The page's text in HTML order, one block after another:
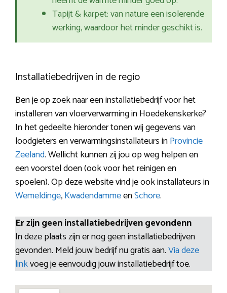
Tapijt & karpet: van nature een isolerende
werking, waardoor het minder geschikt is.
Installatiebedrijven in de regio
Ben je op zoek naar een installatiebedrijf voor het
installeren van vloerverwarming in Hoedekenskerke?
In het gedeelte hieronder tonen wij gegevens van
loodgieters en verwarmingsinstallateurs inProvincie
Zeeland. Wellicht kunnen zij jou op weg helpen en
een voorstel doen (ook voor het reinigen en
spoelen). Op deze website vind je ook installateurs in
Wemeldinge,KwadendammeenSchore.
Er zijn geen installatiebedrijven gevondenn
In deze plaats zijn er nog geen installatiebedrijven
gevonden. Meld jouw bedrijf nu gratis aan.Via deze
linkvoeg je eenvoudig jouw installatiebedrijf toe.